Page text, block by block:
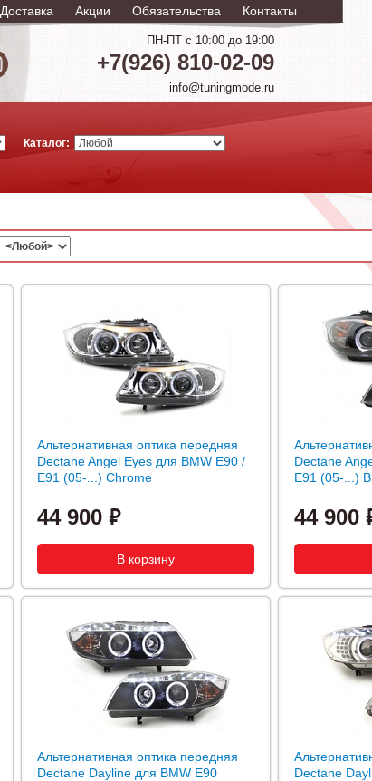
ПН-ПТ с 10:00 до 19:00
+7(926) 810-02-09
info@tuningmode.ru
Доставка Акции Обязательства Контакты
Каталог:
Альтернативная оптика передняя
Dectane Angel Eyes для BMW E90 /
E91 (05-...) Chrome
44 900
Dectane
E91 (05-...)
44 900
Альтернативная оптика передняя
Dectane Dayline для BMW E90
Dectane